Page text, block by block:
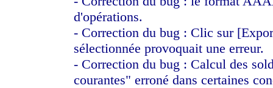
d'opérations.
- Correction du bug : Clic sur
sélectionnée provoquait une erreur.
- Correction du bug : Calcul des
courantes" erroné dans certaines